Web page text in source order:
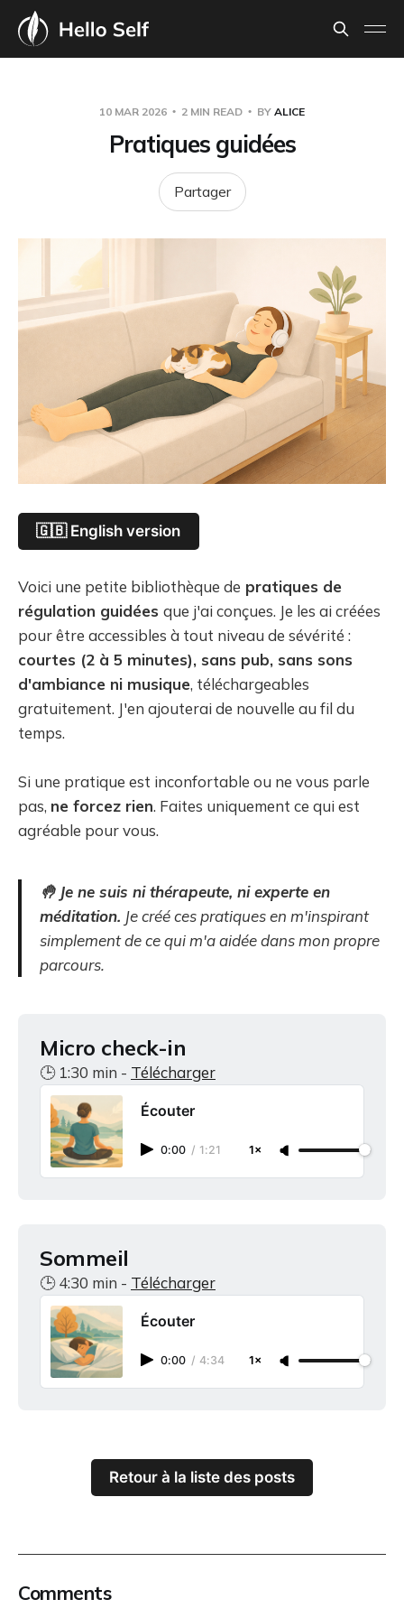
10 MAR 2026 2 MIN READ BY ALICE
Pratiques guidées
Partager
🇬🇧 English version
Voici une petite bibliothèque de pratiques de
régulation guidées que j'ai conçues. Je les ai créées
pour être accessibles à tout niveau de sévérité :
courtes (2 à 5 minutes), sans pub, sans sons
d'ambiance ni musique, téléchargeables
gratuitement. J'en ajouterai de nouvelle au fil du
temps.
Si une pratique est inconfortable ou ne vous parle
pas, ne forcez rien. Faites uniquement ce qui est
agréable pour vous.
🤚 Je ne suis ni thérapeute, ni experte en
méditation. Je créé ces pratiques en m'inspirant
simplement de ce qui m'a aidée dans mon propre
parcours.
Micro check-in
🕒 1:30 min - Télécharger
Écouter
0:00 / 1:21 1×
Sommeil
🕒 4:30 min - Télécharger
Écouter
0:00 / 4:34 1×
Retour à la liste des posts
Comments